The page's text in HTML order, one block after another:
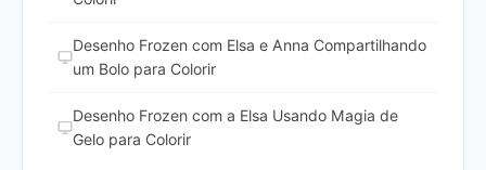
Desenho Frozen com Elsa e Anna Compartilhando
um Bolo para Colorir
Desenho Frozen com a Elsa Usando Magia de
Gelo para Colorir